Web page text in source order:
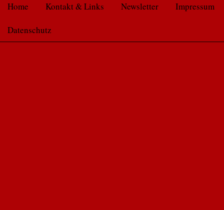
Home Kontakt & Links Newsletter Impressum
Datenschutz